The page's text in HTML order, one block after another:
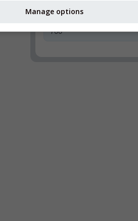
Widgethöhe (px)
Manage options